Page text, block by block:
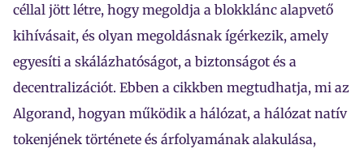
céllal jött létre, hogy megoldja a blokklánc alapvető
kihívásait, és olyan megoldásnak ígérkezik, amely
egyesíti a skálázhatóságot, a biztonságot és a
decentralizációt. Ebben a cikkben megtudhatja, mi az
Algorand, hogyan működik a hálózat, a hálózat natív
tokenjének története és árfolyamának alakulása,